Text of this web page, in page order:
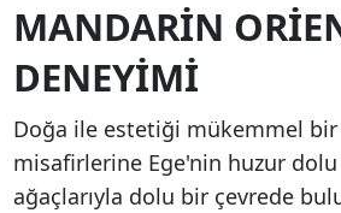
MANDARIN
DENEYIMI
Doğa ile estetiği mükemmel
misafirlerine Ege'nin huzur
ağaçlarıyla dolu bir çevrede